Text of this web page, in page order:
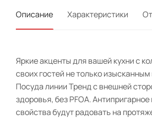
Описание Характеристики
Яркие акценты для вашей кухни с
своих гостей не только
Посуда линии Тренд с внешней
здоровья, без PFOA.
свойства будут радовать на